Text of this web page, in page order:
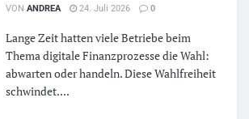
VON ANDREA 24. Juli 2026 0
Lange Zeit hatten viele Betriebe beim
Thema digitale Finanzprozesse die Wahl:
abwarten oder handeln. Diese Wahlfreiheit
schwindet....